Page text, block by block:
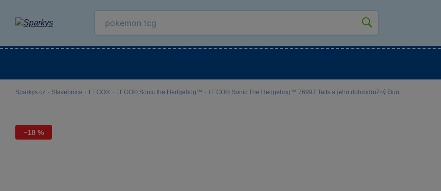
Sparkys.cz · Stavebnice · LEGO® · LEGO® Sonic the Hedgehog™ · LEGO® Sonic The Hedgehog™ 76997 Tails a jeho dobrodružný člun
−18 %